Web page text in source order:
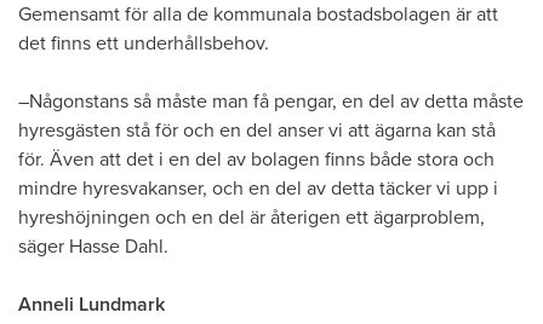
Gemensamt för alla de kommunala bostadsbolagen är att
det finns ett underhållsbehov.
–Någonstans så måste man få pengar, en del av detta måste
hyresgästen stå för och en del anser vi att ägarna kan stå
för. Även att det i en del av bolagen finns både stora och
mindre hyresvakanser, och en del av detta täcker vi upp i
hyreshöjningen och en del är återigen ett ägarproblem,
säger Hasse Dahl.
Anneli Lundmark